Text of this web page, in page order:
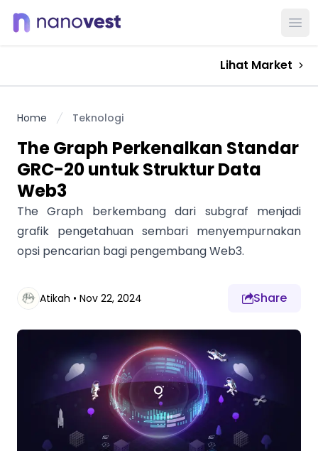
Lihat Market
Home Teknologi
The Graph Perkenalkan Standar
GRC-20 untuk Struktur Data
Web3
The Graph berkembang dari subgraf menjadi
grafik pengetahuan sembari menyempurnakan
opsi pencarian bagi pengembang Web3.
Atikah • Nov 22, 2024 Share